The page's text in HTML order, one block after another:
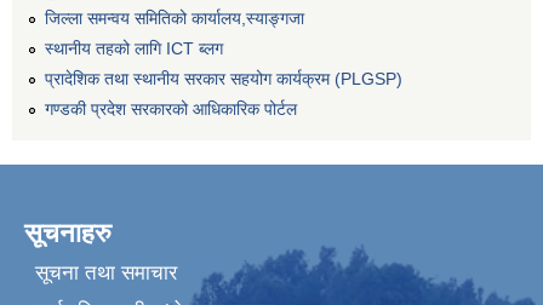
जिल्ला समन्वय समितिको कार्यालय,स्याङ्गजा
स्थानीय तहको लागि ICT ब्लग
प्रादेशिक तथा स्थानीय सरकार सहयोग कार्यक्रम (PLGSP)
गण्डकी प्रदेश सरकारको आधिकारिक पोर्टल
सूचनाहरु
सूचना तथा समाचार